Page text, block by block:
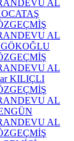
AL
AL
GÖKOĞLU
AL
KILIÇLI
AL
AL